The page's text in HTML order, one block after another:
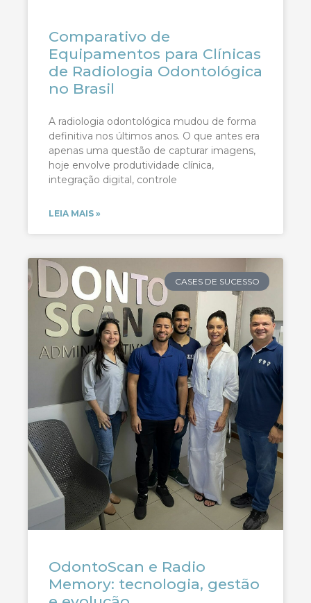
Comparativo de
Equipamentos para Clínicas
de Radiologia Odontológica
no Brasil
A radiologia odontológica mudou de forma
definitiva nos últimos anos. O que antes era
apenas uma questão de capturar imagens,
hoje envolve produtividade clínica,
integração digital, controle
LEIA MAIS »
CASES DE SUCESSO
OdontoScan e Radio
Memory: tecnologia, gestão